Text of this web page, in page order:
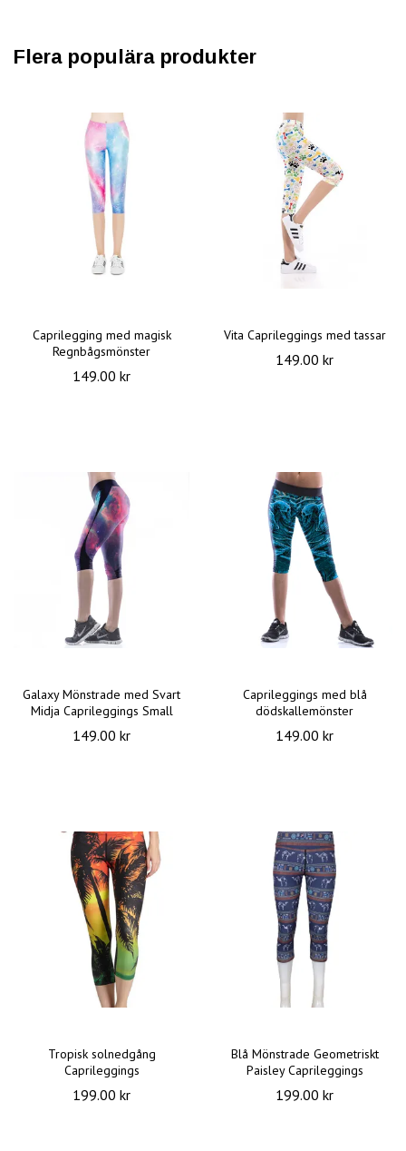
Flera populära produkter
Caprilegging med magisk
Regnbågsmönster
149.00 kr
Vita Caprileggings med tassar
149.00 kr
Galaxy Mönstrade med Svart
Midja Caprileggings Small
149.00 kr
Caprileggings med blå
dödskallemönster
149.00 kr
Tropisk solnedgång
Caprileggings
199.00 kr
Blå Mönstrade Geometriskt
Paisley Caprileggings
199.00 kr